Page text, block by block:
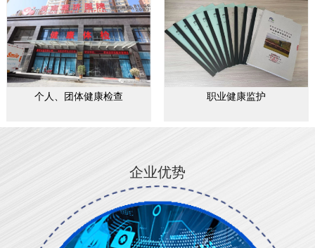
个人、团体健康检查 职业健康监护
企业优势